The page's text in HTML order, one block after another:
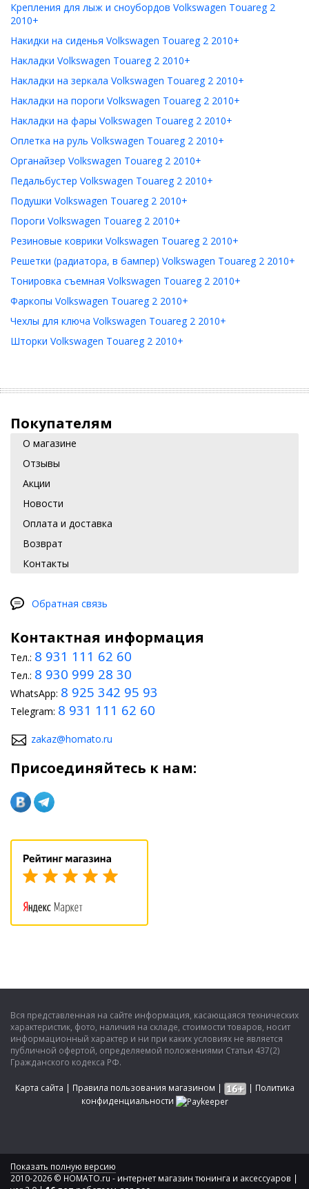
Крепления для лыж и сноубордов Volkswagen Touareg 2
2010+
Накидки на сиденья Volkswagen Touareg 2 2010+
Накладки Volkswagen Touareg 2 2010+
Накладки на зеркала Volkswagen Touareg 2 2010+
Накладки на пороги Volkswagen Touareg 2 2010+
Накладки на фары Volkswagen Touareg 2 2010+
Оплетка на руль Volkswagen Touareg 2 2010+
Органайзер Volkswagen Touareg 2 2010+
Педальбустер Volkswagen Touareg 2 2010+
Подушки Volkswagen Touareg 2 2010+
Пороги Volkswagen Touareg 2 2010+
Резиновые коврики Volkswagen Touareg 2 2010+
Решетки (радиатора, в бампер) Volkswagen Touareg 2 2010+
Тонировка съемная Volkswagen Touareg 2 2010+
Фаркопы Volkswagen Touareg 2 2010+
Чехлы для ключа Volkswagen Touareg 2 2010+
Шторки Volkswagen Touareg 2 2010+
Покупателям
О магазине
Отзывы
Акции
Новости
Оплата и доставка
Возврат
Контакты
Обратная связь
Контактная информация
Тел.: 8 931 111 62 60
Тел.: 8 930 999 28 30
WhatsApp: 8 925 342 95 93
Telegram: 8 931 111 62 60
zakaz@homato.ru
Присоединяйтесь к нам:
Вся представленная на сайте информация, касающаяся технических
характеристик, фото, наличия на складе, стоимости товаров, носит
информационный характер и ни при каких условиях не является
публичной офертой, определяемой положениями Статьи 437(2)
Гражданского кодекса РФ.
Карта сайта | Правила пользования магазином | | Политика
конфиденциальности
Показать полную версию
2010-2026 © HOMATO.ru - интернет магазин тюнинга и аксессуаров |